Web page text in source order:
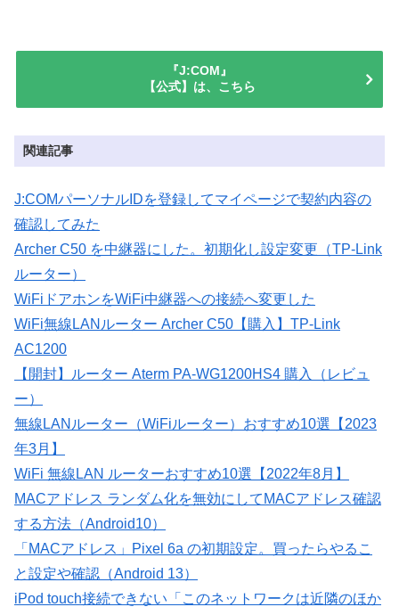
『J:COM』
【公式】は、こちら
関連記事
J:COMパーソナルIDを登録してマイページで契約内容の
確認してみた
Archer C50 を中継器にした。初期化し設定変更（TP-Link
ルーター）
WiFiドアホンをWiFi中継器への接続へ変更した
WiFi無線LANルーター Archer C50【購入】TP-Link
AC1200
【開封】ルーター Aterm PA-WG1200HS4 購入（レビュ
ー）
無線LANルーター（WiFiルーター）おすすめ10選【2023
年3月】
WiFi 無線LAN ルーターおすすめ10選【2022年8月】
MACアドレス ランダム化を無効にしてMACアドレス確認
する方法（Android10）
「MACアドレス」Pixel 6a の初期設定。買ったらやるこ
と設定や確認（Android 13）
iPod touch接続できない「このネットワークは近隣のほか